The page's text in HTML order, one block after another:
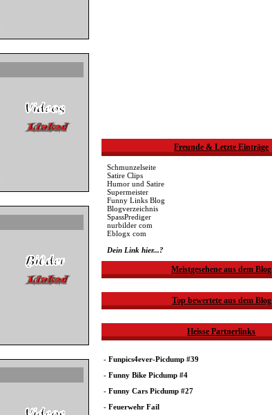
Freunde & Letzte Einträge
Schmunzelseite
Satire Clips
Humor und Satire
Supermeister
Funny Links Blog
Blogverzeichnis
SpassPrediger
nurbilder com
Eblogx com
Dein Link hier...?
Meistgesehene aus dem Blog
Top bewertete aus dem Blog
Heisse Partnerlinks
-Funpics4ever-Picdump #39
-Funny Bike Picdump #4
-Funny Cars Picdump #27
-Feuerwehr Fail